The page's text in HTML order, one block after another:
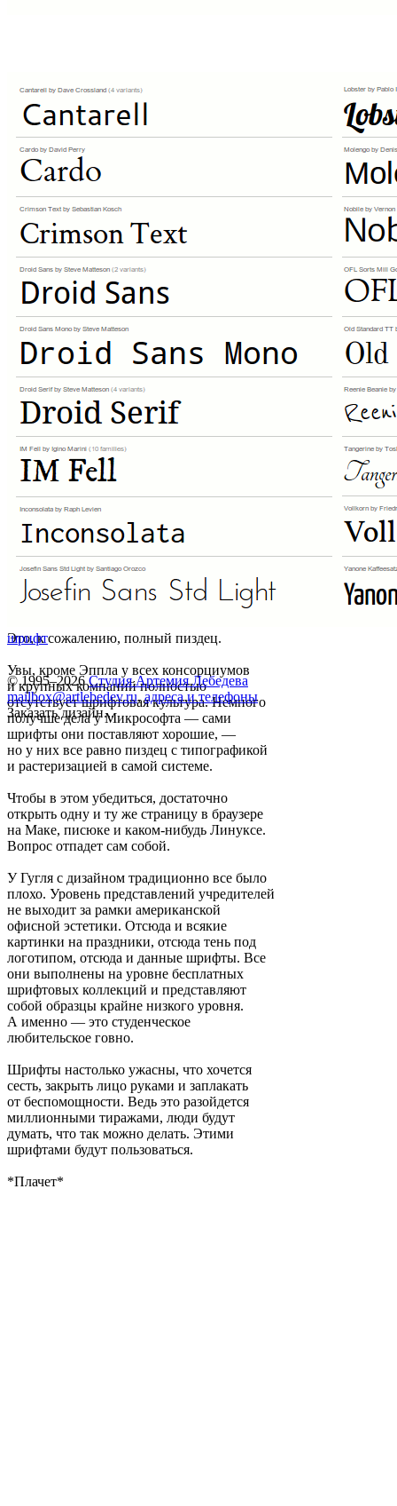
Это, к сожалению, полный пиздец.
Увы, кроме Эппла у всех консорциумов
и крупных компаний полностью
отсутствует шрифтовая культура. Немного
получше дела у Микрософта — сами
шрифты они поставляют хорошие, —
но у них все равно пиздец с типографикой
и растеризацией в самой системе.
Чтобы в этом убедиться, достаточно
открыть одну и ту же страницу в браузере
на Маке, писюке и каком-нибудь Линуксе.
Вопрос отпадет сам собой.
У Гугля с дизайном традиционно все было
плохо. Уровень представлений учредителей
не выходит за рамки американской
офисной эстетики. Отсюда и всякие
картинки на праздники, отсюда тень под
логотипом, отсюда и данные шрифты. Все
они выполнены на уровне бесплатных
шрифтовых коллекций и представляют
собой образцы крайне низкого уровня.
А именно — это студенческое
любительское говно.
Шрифты настолько ужасны, что хочется
сесть, закрыть лицо руками и заплакать
от беспомощности. Ведь это разойдется
миллионными тиражами, люди будут
думать, что так можно делать. Этими
шрифтами будут пользоваться.
*Плачет*
шрифт
© 1995–2026 Студия Артемия Лебедева
mailbox@artlebedev.ru, адреса и телефоны
Заказать дизайн...